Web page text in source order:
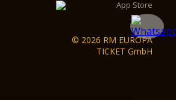
© 2026 RM EUROPA
TICKET GmbH